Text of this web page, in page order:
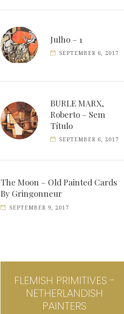
Julho – 1
SEPTEMBER 6, 2017
BURLE MARX,
Roberto – Sem
Título
SEPTEMBER 6, 2017
The Moon – Old Painted Cards
By Gringonneur
SEPTEMBER 9, 2017
FLEMISH PRIMITIVES -
NETHERLANDISH
PAINTERS